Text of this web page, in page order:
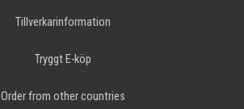
Tillverkarinformation
Tryggt E-köp
Order from other countries